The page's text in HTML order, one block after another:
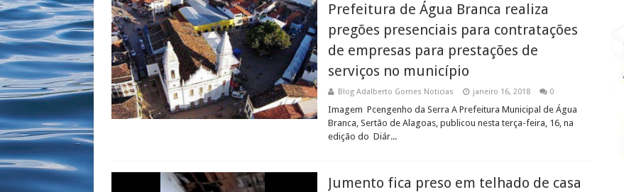
Prefeitura de Água Branca realiza
pregões presenciais para contratações
de empresas para prestações de
serviços no município
Blog Adalberto Gomes Noticias janeiro 16, 2018 0
Imagem Pcengenho da Serra A Prefeitura Municipal de Água
Branca, Sertão de Alagoas, publicou nesta terça-feira, 16, na
edição do Diár...
Jumento fica preso em telhado de casa